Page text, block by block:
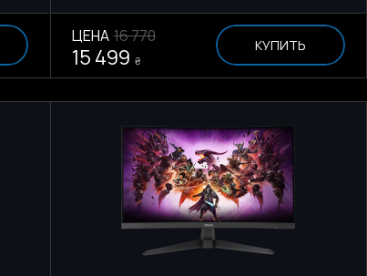
ЦЕНА 16 770
15 499 ₴
КУПИТЬ